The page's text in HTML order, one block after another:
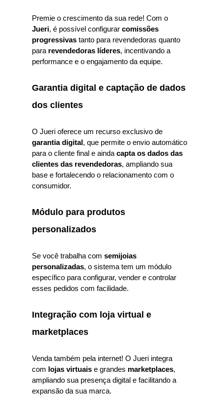
Premie o crescimento da sua rede! Com o
Jueri, é possível configurar comissões
progressivas tanto para revendedoras quanto
para revendedoras líderes, incentivando a
performance e o engajamento da equipe.
Garantia digital e captação de dados
dos clientes
O Jueri oferece um recurso exclusivo de
garantia digital, que permite o envio automático
para o cliente final e ainda capta os dados das
clientes das revendedoras, ampliando sua
base e fortalecendo o relacionamento com o
consumidor.
Módulo para produtos
personalizados
Se você trabalha com semijoias
personalizadas, o sistema tem um módulo
específico para configurar, vender e controlar
esses pedidos com facilidade.
Integração com loja virtual e
marketplaces
Venda também pela internet! O Jueri integra
com lojas virtuais e grandes marketplaces,
ampliando sua presença digital e facilitando a
expansão da sua marca.